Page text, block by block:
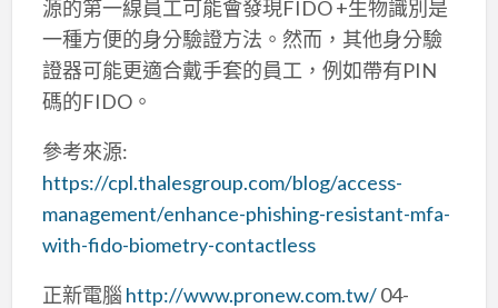
源的第一線員工可能會發現FIDO +生物識別是
一種方便的身分驗證方法。然而，其他身分驗
證器可能更適合戴手套的員工，例如帶有PIN
碼的FIDO。
參考來源:
https://cpl.thalesgroup.com/blog/access-
management/enhance-phishing-resistant-mfa-
with-fido-biometry-contactless
正新電腦 http://www.pronew.com.tw/04-